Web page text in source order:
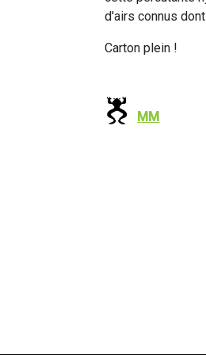
d'airs connus
Carton plein !
MM